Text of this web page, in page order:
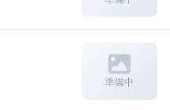
準備中